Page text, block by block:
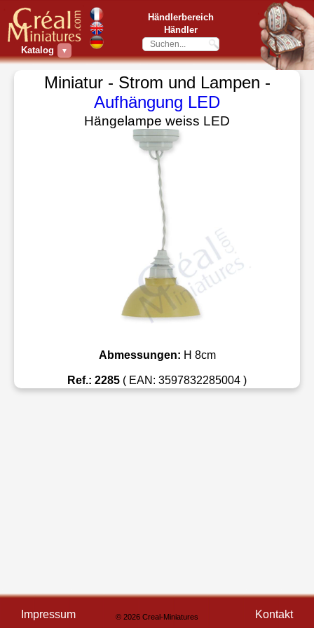
Katalog ▼
Händlerbereich
Händler
Miniatur - Strom und Lampen -
Aufhängung LED
Hängelampe weiss LED
Abmessungen: H 8cm
Ref.: 2285 ( EAN: 3597832285004 )
Impressum © 2026 Creal-Miniatures Kontakt